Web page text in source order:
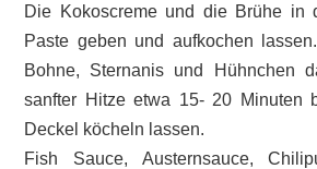
Die Kokoscreme und die Brühe in
Paste geben und aufkochen
Bohne, Sternanis und Hühnchen
sanfter Hitze etwa 15- 20 Minuten
Deckel köcheln lassen.
Fish Sauce, Austernsauce,